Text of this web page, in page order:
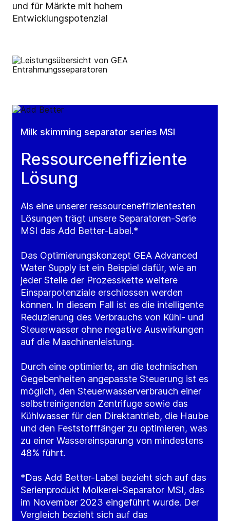
und für Märkte mit hohem
Entwicklungspotenzial
Milk skimming separator series MSI
Ressourceneffiziente
Lösung
Als eine unserer ressourceneffizientesten
Lösungen trägt unsere Separatoren-Serie
MSI das Add Better-Label.*
Das Optimierungskonzept GEA Advanced
Water Supply ist ein Beispiel dafür, wie an
jeder Stelle der Prozesskette weitere
Einsparpotenziale erschlossen werden
können. In diesem Fall ist es die intelligente
Reduzierung des Verbrauchs von Kühl- und
Steuerwasser ohne negative Auswirkungen
auf die Maschinenleistung.
Durch eine optimierte, an die technischen
Gegebenheiten angepasste Steuerung ist es
möglich, den Steuerwasserverbrauch einer
selbstreinigenden Zentrifuge sowie das
Kühlwasser für den Direktantrieb, die Haube
und den Feststofffänger zu optimieren, was
zu einer Wassereinsparung von mindestens
48% führt.
*Das Add Better-Label bezieht sich auf das
Serienprodukt Molkerei-Separator MSI, das
im November 2023 eingeführt wurde. Der
Vergleich bezieht sich auf das